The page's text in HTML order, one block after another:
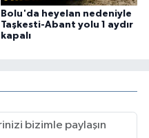
Bolu'da heyelan nedeniyle
Taşkesti-Abant yolu 1 aydır
kapalı